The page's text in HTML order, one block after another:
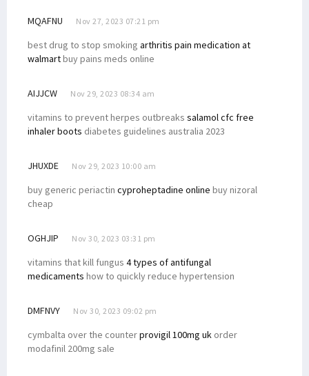
MQAFNU Nov 27, 2023 07:21 pm
best drug to stop smoking arthritis pain medication at
walmartbuy pains meds online
AIJJCW Nov 29, 2023 08:34 am
vitamins to prevent herpes outbreaks salamol cfc free
inhaler boots diabetes guidelines australia 2023
JHUXDE Nov 29, 2023 10:00 am
buy generic periactin cyproheptadine online buy nizoral
cheap
OGHJIP Nov 30, 2023 03:31 pm
vitamins that kill fungus 4 types of antifungal
medicaments how to quickly reduce hypertension
DMFNVY Nov 30, 2023 09:02 pm
cymbalta over the counterprovigil 100mg uk order
modafinil 200mg sale